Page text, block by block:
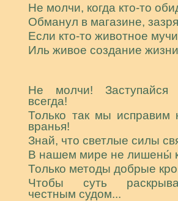
Не молчи, когда кто-то
Обманул в магазине,
Если кто-то животное
Иль живое создание
Не молчи! Заступайся
всегда!
Только так мы
вранья!
Знай, что светлые силы
В нашем мире не лишены́
Только методы добрые
Чтобы суть
честным судом...